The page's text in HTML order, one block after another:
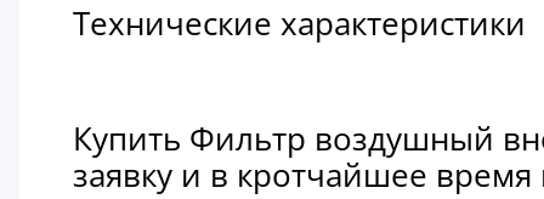
Технические характеристики
Купить Фильтр воздушный
заявку и в кротчайшее